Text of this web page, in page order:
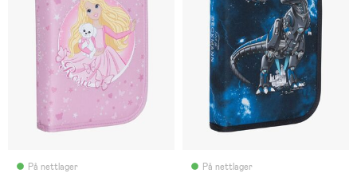
På nettlager På nettlager